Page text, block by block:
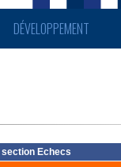
DÉVELOPPEMENT
Echecs